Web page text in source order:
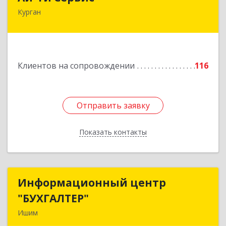
Курган
Клиентов на сопровождении 116
Отправить заявку
Показать контакты
Отправить заявку
Назад
Информационный центр
"БУХГАЛТЕР"
Ишим
Информационный центр